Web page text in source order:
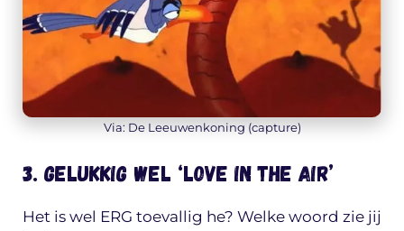
Via: De Leeuwenkoning (capture)
3. Gelukkig wel ‘love in the air’
Het is wel ERG toevallig he? Welke woord zie jij